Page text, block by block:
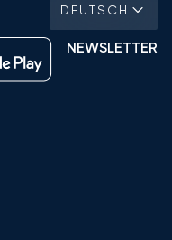
DEUTSCH
NEWSLETTER